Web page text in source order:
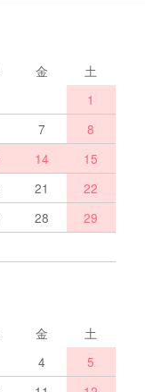
金
土
1
7 8
14
15
21
22
28
29
金
土
4
5